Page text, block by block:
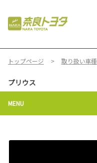
トップページ 取り扱い車種
プリウス
MENU